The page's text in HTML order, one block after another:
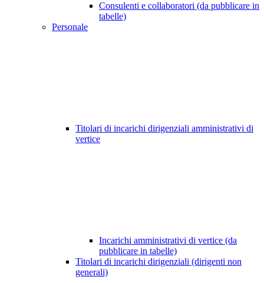
Consulenti e collaboratori (da pubblicare in
tabelle)
Personale
Titolari di incarichi dirigenziali amministrativi di
vertice
Incarichi amministrativi di vertice (da
pubblicare in tabelle)
Titolari di incarichi dirigenziali (dirigenti non
generali)